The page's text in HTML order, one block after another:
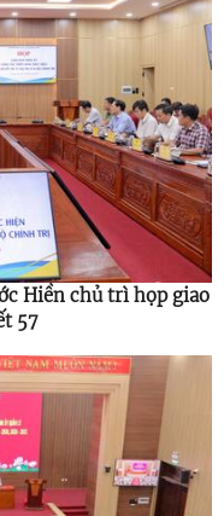
Hiền chủ trì họp giao
57